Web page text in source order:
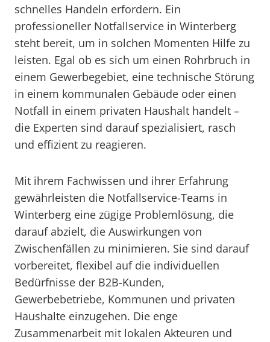
schnelles Handeln erfordern. Ein
professioneller Notfallservice in Winterberg
steht bereit, um in solchen Momenten Hilfe zu
leisten. Egal ob es sich um einen Rohrbruch in
einem Gewerbegebiet, eine technische Störung
in einem kommunalen Gebäude oder einen
Notfall in einem privaten Haushalt handelt –
die Experten sind darauf spezialisiert, rasch
und effizient zu reagieren.
Mit ihrem Fachwissen und ihrer Erfahrung
gewährleisten die Notfallservice-Teams in
Winterberg eine zügige Problemlösung, die
darauf abzielt, die Auswirkungen von
Zwischenfällen zu minimieren. Sie sind darauf
vorbereitet, flexibel auf die individuellen
Bedürfnisse der B2B-Kunden,
Gewerbebetriebe, Kommunen und privaten
Haushalte einzugehen. Die enge
Zusammenarbeit mit lokalen Akteuren und